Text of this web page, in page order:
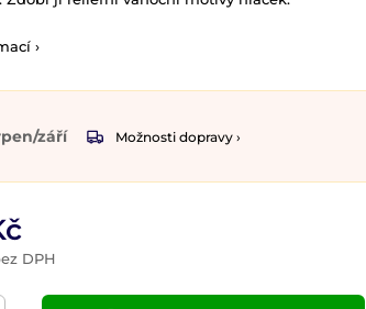
›
září Možnosti dopravy ›
DPH